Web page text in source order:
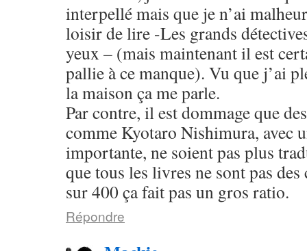
interpellé mais que je n’ai
loisir de lire -Les grands
yeux – (mais maintenant il est
pallie à ce manque). Vu que j’ai
la maison ça me parle.
Par contre, il est dommage que
comme Kyotaro Nishimura, avec
importante, ne soient pas plus
que tous les livres ne sont pas
sur 400 ça fait pas un gros ratio.
Répondre